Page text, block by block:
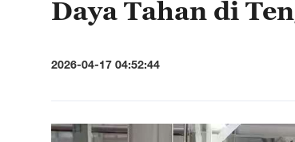
Daya Tahan di
2026-04-17 04:52:44